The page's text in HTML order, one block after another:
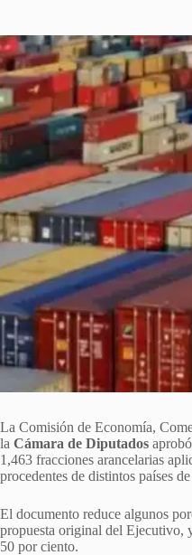
La Comisión de Economía,
la Cámara de Diputados
1,463 fracciones arancelarias
procedentes de distintos países de
El documento reduce algunos
propuesta original del Ejecutivo,
50 por ciento.